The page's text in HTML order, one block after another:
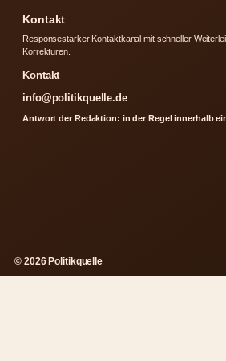
Kontakt
Responsestarker Kontaktkanal mit schneller
Korrekturen.
Kontakt
info@politikquelle.de
Antwort der Redaktion: in der Regel innerhalb
© 2026 Politikquelle